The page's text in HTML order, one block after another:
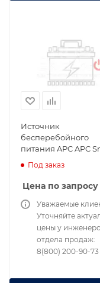
Источник
бесперебойного
питания APC APC
SURT5000XLICH для
сервера и сетей
Под заказ
Цена по запросу
Уважаемые
Уточняйте
цены у
отдела продаж:
8(800) 200-90-73